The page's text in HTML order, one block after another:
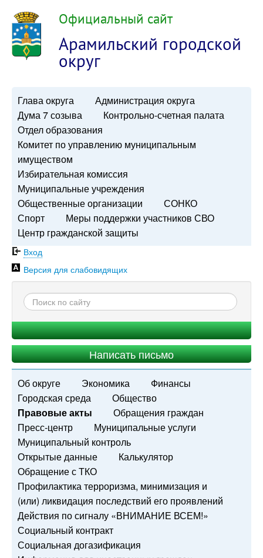
Официальный сайт
Арамильский городской
округ
Глава округа
Администрация округа
Дума 7 созыва
Контрольно-счетная палата
Отдел образования
Комитет по управлению муниципальным
имуществом
Избирательная комиссия
Муниципальные учреждения
Общественные организации
СОНКО
Спорт
Меры поддержки участников СВО
Центр гражданской защиты
Вход
Версия для слабовидящих
Написать письмо
Об округе Экономика
Финансы
Городская среда
Общество
Правовые акты
Обращения граждан
Пресс-центр
Муниципальные услуги
Муниципальный контроль
Открытые данные
Калькулятор
Обращение с ТКО
Профилактика терроризма, минимизация и
(или) ликвидация последствий его проявлений
Действия по сигналу «ВНИМАНИЕ ВСЕМ!»
Социальный контракт
Социальная догазификация